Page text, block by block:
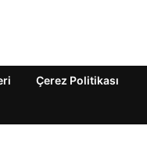
Çerez Politikası